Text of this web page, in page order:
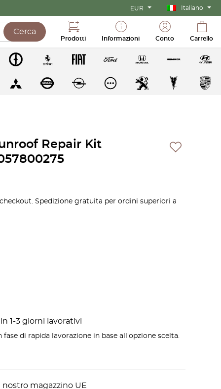
EUR Italiano
Cerca
Prodotti Informazioni Conto Carrello
Repair Kit
Spedizione gratuita per ordini superiori a
1-3 giorni lavorativi
di rapida lavorazione in base all'opzione scelta.
magazzino UE